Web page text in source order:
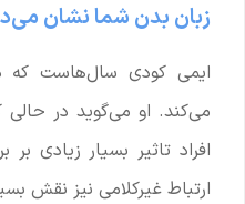
زبان بدن شما نشان
ایمی کودی سال‌هاست که
می‌کند. او می‌گوید در حالی
افراد تاثیر بسیار زیادی
ارتباط غیرکلامی نیز نقش